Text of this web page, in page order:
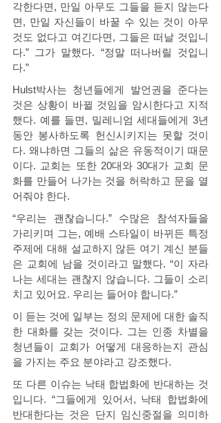
각한다면, 만일 아무도 그들을 듣지 않는다
면, 만일 자신들이 바꿀 수 있는 것이 아무
것도 없다고 여긴다면, 그들은 떠날 것입니
다.” 그가 말했다. “정말 떠나버릴 것입니
다.”
Hulst박사는 청년들에게 발언권을 준다는
것은 상황이 바뀔 것임을 암시한다고 지적
했다. 예를 들면, 밀레니엄 세대들에게 3년
동안 봉사하도록 헌신시키지는 못할 것이
다. 왜냐하면 그들의 삶은 유동적이기 때문
이다. 교회는 또한 20대와 30대가 교회 문
화를 만들어 나가는 것을 허락하고 문을 열
어줘야 한다.
“우리는 괜찮습니다.” 수많은 참석자들을
가리키며 그는, 예배 스타일이 바뀌든 특정
주제에 대해 설교하지 않든 여기 계신 분들
은 교회에 남을 것이라고 말했다. “이 자라
나는 세대는 괜찮지 않습니다. 그들이 소리
치고 있어요. 우리는 들어야 합니다.”
이 듣는 것에 일부는 정의 문제에 대한 솔직
한 대화를 갖는 것이다. 그는 인종 차별을
청년들이 교회가 어떻게 대응하는지 관심
을 가지는 주요 분야라고 강조했다.
또 다른 이슈는 낙태 합법화에 반대하는 것
입니다. “그들에게 있어서, 낙태 합법화에
반대한다는 것은 단지 임신중절을 의미하